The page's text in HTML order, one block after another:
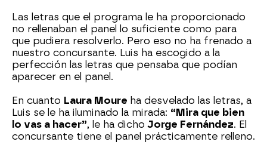
Las letras que el programa le ha proporcionado
no rellenaban el panel lo suficiente como para
que pudiera resolverlo. Pero eso no ha frenado a
nuestro concursante. Luis ha escogido a la
perfección las letras que pensaba que podían
aparecer en el panel.
En cuanto Laura Moure ha desvelado las letras, a
Luis se le ha iluminado la mirada: “Mira que bien
lo vas a hacer”, le ha dicho Jorge Fernández. El
concursante tiene el panel prácticamente relleno.